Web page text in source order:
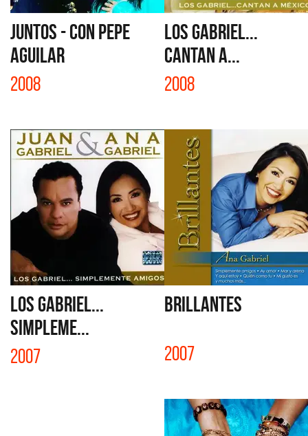
JUNTOS - CON PEPE
AGUILAR
2008
LOS GABRIEL...
CANTAN A...
2008
LOS GABRIEL...
SIMPLEME...
2007
BRILLANTES
2007